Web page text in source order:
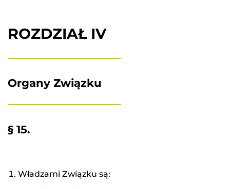
ROZDZIAŁ IV
Organy Związku
§ 15.
Władzami Związku są: